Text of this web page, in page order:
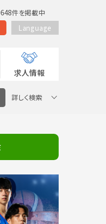
件を掲載中
Language
求人情報
詳しく検索